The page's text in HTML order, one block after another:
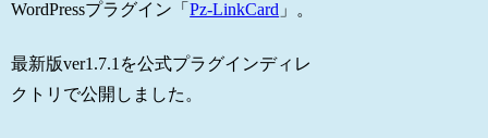
WordPressプラグイン「Pz-LinkCard 」。
最新版ver1.7.1を公式プラグインディレ
クトリで公開しました。